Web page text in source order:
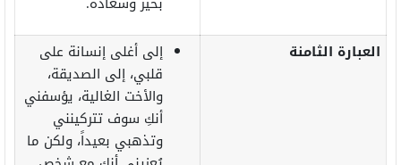
العبارة الثامنة
إلى أغلى إنسانة على
قلبي، إلى الصديقة،
والأخت الغالية، يؤسفني
أنكِ سوف تتركينني
وتذهبي بعيداً، ولكن ما